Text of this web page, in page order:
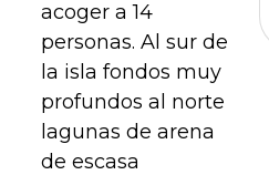
acoger a 14
personas. Al sur de
la isla fondos muy
profundos al norte
lagunas de arena
de escasa